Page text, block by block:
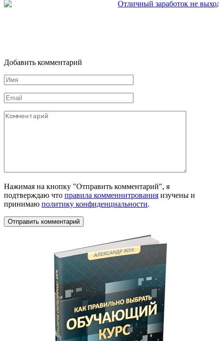
Добавить комментарий
Имя
*
Email
*
Комментарий
Нажимая на кнопку "Отправить комментарий", я
подтверждаю что правила комменнитрования изучены и
принимаю политику конфиденциальности.